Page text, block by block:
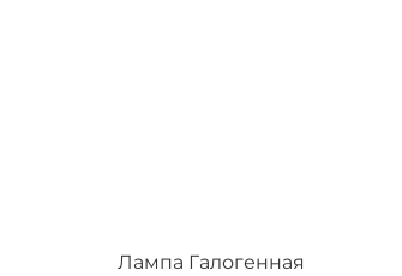
Лампа Галогенная